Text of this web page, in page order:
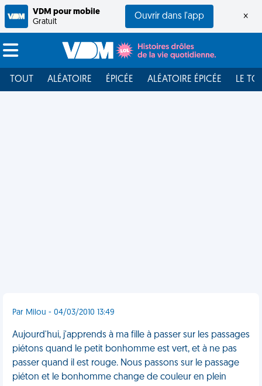
VDM pour mobile
Gratuit
Ouvrir dans l'app ×
TOUT ALÉATOIRE ÉPICÉE ALÉATOIRE ÉPICÉE LE
Par Milou - 04/03/2010 13:49
Aujourd'hui, j'apprends à ma fille à passer sur les passages
piétons quand le petit bonhomme est vert, et à ne pas
passer quand il est rouge. Nous passons sur le passage
piéton et le bonhomme change de couleur en plein